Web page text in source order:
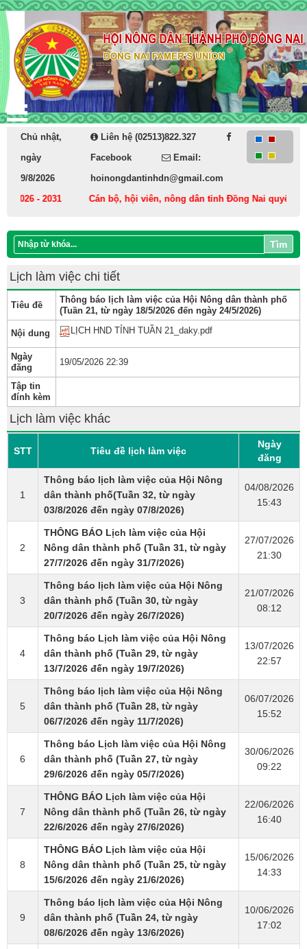
Chủ nhật,
ngày
9/8/2026
Liên hệ (02513)822.327
Facebook
Email:
hoinongdantinhdn@gmail.com
- 2031
Cán bộ, hội viên, nông dân tỉnh Đồng Nai quyết
Tìm
Lịch làm việc chi tiết
Tiêu đề
Thông báo lịch làm việc của Hội Nông dân thành phố
(Tuần 21, từ ngày 18/5/2026 đến ngày 24/5/2026)
Nội dung LỊCH HND TỈNH TUẦN 21_daky.pdf
Ngày
đăng
19/05/2026 22:39
Tập tin
đính kèm
Lịch làm việc khác
STT Tiêu đề lịch làm việc
Ngày
đăng
1
Thông báo lịch làm việc của Hội Nông
dân thành phố(Tuần 32, từ ngày
03/8/2026 đến ngày 07/8/2026)
04/08/2026
15:43
2
THÔNG BÁO Lịch làm việc của Hội
Nông dân thành phố (Tuần 31, từ ngày
27/7/2026 đến ngày 31/7/2026)
27/07/2026
21:30
3
Thông báo lịch làm việc của Hội Nông
dân thành phố (Tuần 30, từ ngày
20/7/2026 đến ngày 26/7/2026)
21/07/2026
08:12
4
Thông báo Lịch làm việc của Hội Nông
dân thành phố (Tuần 29, từ ngày
13/7/2026 đến ngày 19/7/2026)
13/07/2026
22:57
5
Thông báo lịch làm việc của Hội Nông
dân thành phố (Tuần 28, từ ngày
06/7/2026 đến ngày 11/7/2026)
06/07/2026
15:52
6
Thông báo Lịch làm việc của Hội Nông
dân thành phố (Tuần 27, từ ngày
29/6/2026 đến ngày 05/7/2026)
30/06/2026
09:22
7
THÔNG BÁO Lịch làm việc của Hội
Nông dân thành phố (Tuần 26, từ ngày
22/6/2026 đến ngày 27/6/2026)
22/06/2026
16:40
8
THÔNG BÁO Lịch làm việc của Hội
Nông dân thành phố (Tuần 25, từ ngày
15/6/2026 đến ngày 21/6/2026)
15/06/2026
14:33
9
Thông báo lịch làm việc của Hội Nông
dân thành phố (Tuần 24, từ ngày
08/6/2026 đến ngày 13/6/2026)
10/06/2026
17:02